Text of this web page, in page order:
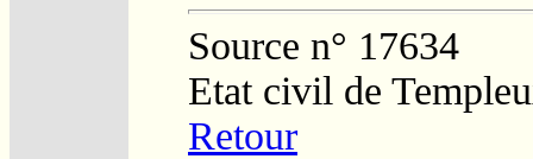
Source n° 17634
Etat civil de
Retour